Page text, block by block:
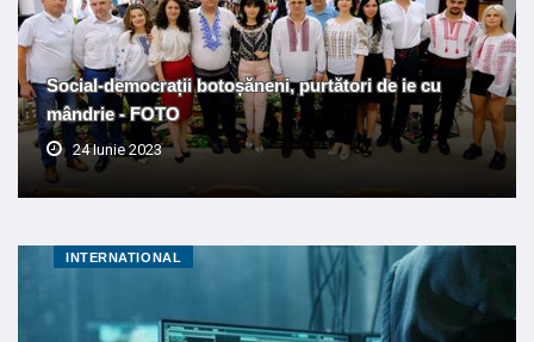
Social-democrații botoșăneni, purtători de ie cu
mândrie - FOTO
24 Iunie 2023
INTERNATIONAL